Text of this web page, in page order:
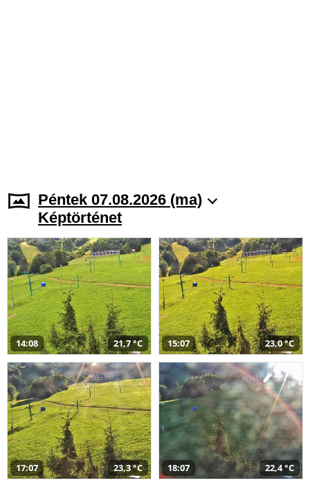
Péntek 07.08.2026 (ma)
Képtörténet
14:08 21,7 °C 15:07 23,0 °C
17:07 23,3 °C 18:07 22,4 °C